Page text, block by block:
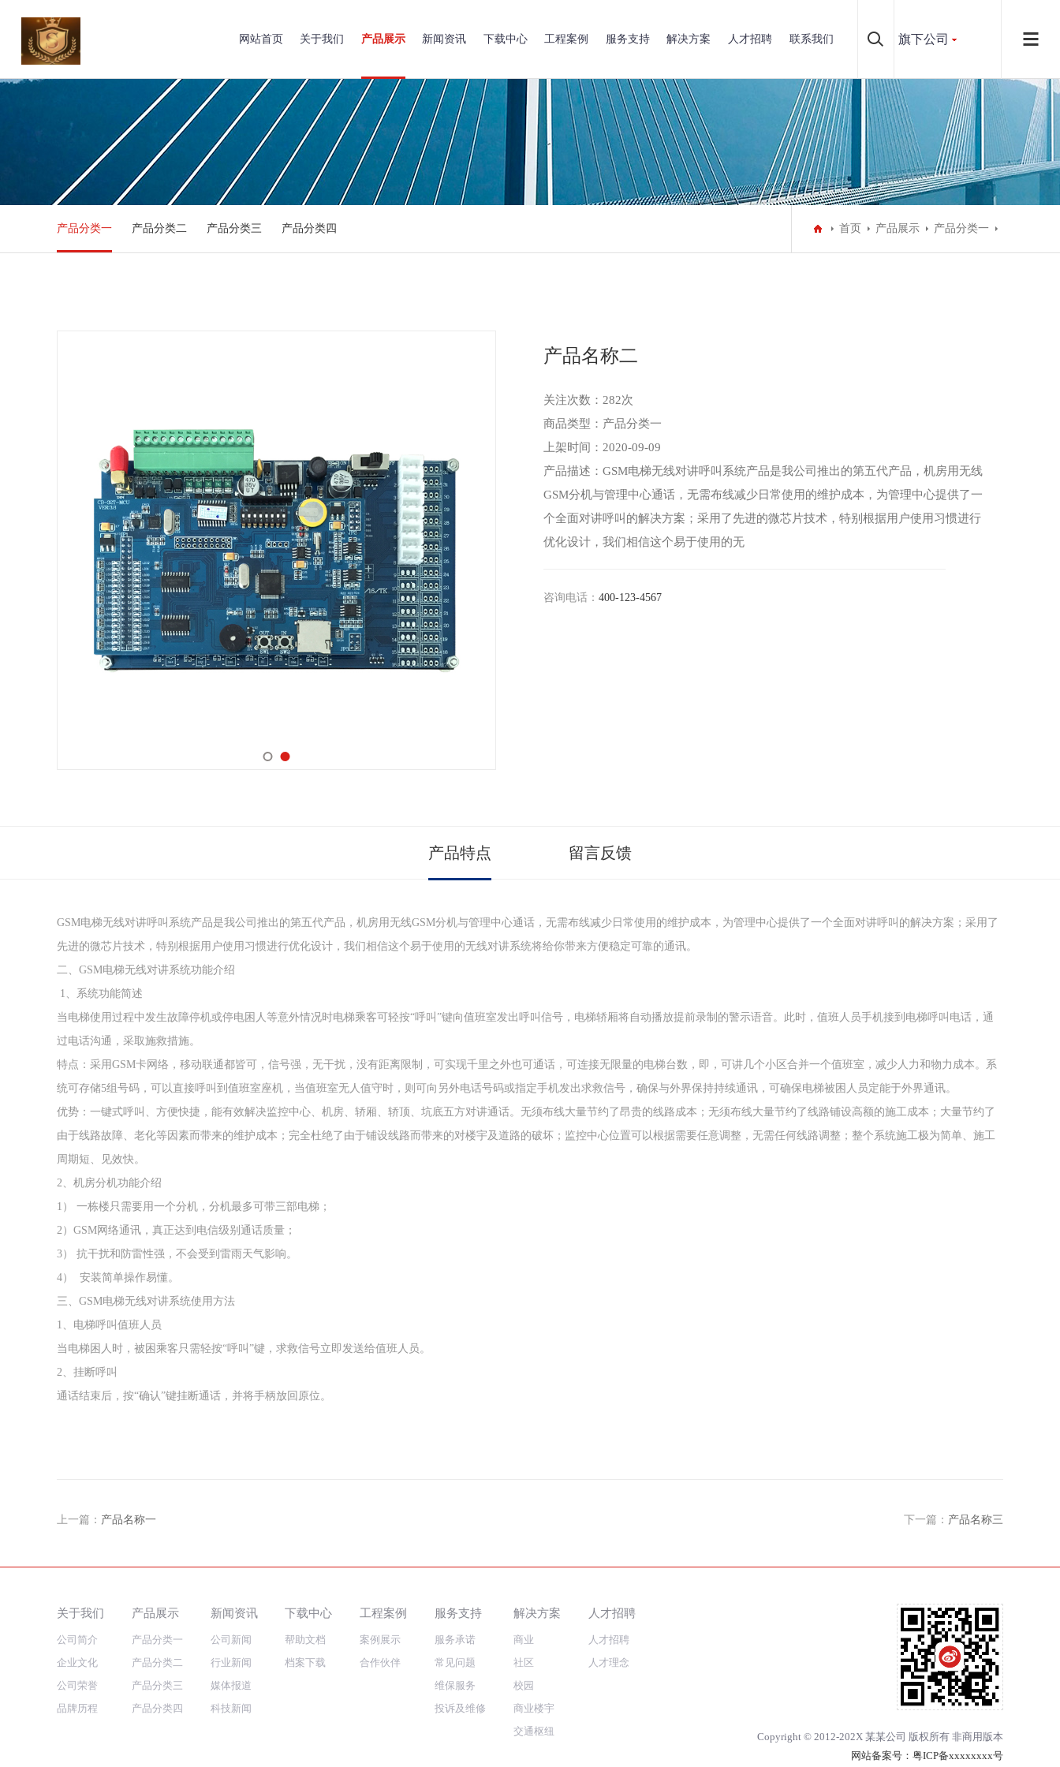
网站首页 关于我们 产品展示 新闻资讯 下载中心 工程案例 服务支持 解决方案 人才招聘 联系我们 旗下公司
产品分类一 产品分类二 产品分类三 产品分类四 首页 产品展示 产品分类一
产品名称二
关注次数： 282次
商品类型：产品分类一
上架时间：2020-09-09
产品描述：GSM电梯无线对讲呼叫系统产品是我公司推出的第五代产品，机房用无线
GSM分机与管理中心通话，无需布线减少日常使用的维护成本，为管理中心提供了一
个全面对讲呼叫的解决方案；采用了先进的微芯片技术，特别根据用户使用习惯进行
优化设计，我们相信这个易于使用的无
咨询电话： 400-123-4567
产品特点 留言反馈
GSM电梯无线对讲呼叫系统产品是我公司推出的第五代产品，机房用无线GSM分机与管理中心通话，无需布线减少日常使用的维护成本，为管理中心提供了一个全面对讲呼叫的解决方案；采用了
先进的微芯片技术，特别根据用户使用习惯进行优化设计，我们相信这个易于使用的无线对讲系统将给你带来方便稳定可靠的通讯。
二、GSM电梯无线对讲系统功能介绍
1、系统功能简述
当电梯使用过程中发生故障停机或停电困人等意外情况时电梯乘客可轻按“呼叫”键向值班室发出呼叫信号，电梯轿厢将自动播放提前录制的警示语音。此时，值班人员手机接到电梯呼叫电话，通
过电话沟通，采取施救措施。
特点：采用GSM卡网络，移动联通都皆可，信号强，无干扰，没有距离限制，可实现千里之外也可通话，可连接无限量的电梯台数，即，可讲几个小区合并一个值班室，减少人力和物力成本。系
统可存储5组号码，可以直接呼叫到值班室座机，当值班室无人值守时，则可向另外电话号码或指定手机发出求救信号，确保与外界保持持续通讯，可确保电梯被困人员定能于外界通讯。
优势：一键式呼叫、方便快捷，能有效解决监控中心、机房、轿厢、轿顶、坑底五方对讲通话。无须布线大量节约了昂贵的线路成本；无须布线大量节约了线路铺设高额的施工成本；大量节约了
由于线路故障、老化等因素而带来的维护成本；完全杜绝了由于铺设线路而带来的对楼宇及道路的破坏；监控中心位置可以根据需要任意调整，无需任何线路调整；整个系统施工极为简单、施工
周期短、见效快。
2、机房分机功能介绍
1） 一栋楼只需要用一个分机，分机最多可带三部电梯；
2）GSM网络通讯，真正达到电信级别通话质量；
3） 抗干扰和防雷性强，不会受到雷雨天气影响。
4） 安装简单操作易懂。
三、GSM电梯无线对讲系统使用方法
1、电梯呼叫值班人员
当电梯困人时，被困乘客只需轻按“呼叫”键，求救信号立即发送给值班人员。
2、挂断呼叫
通话结束后，按“确认”键挂断通话，并将手柄放回原位。
上一篇： 产品名称一 下一篇： 产品名称三
关于我们
公司简介
企业文化
公司荣誉
品牌历程
产品展示
产品分类一
产品分类二
产品分类三
产品分类四
新闻资讯
公司新闻
行业新闻
媒体报道
科技新闻
下载中心
帮助文档
档案下载
工程案例
案例展示
合作伙伴
服务支持
服务承诺
常见问题
维保服务
投诉及维修
解决方案
商业
社区
校园
商业楼宇
交通枢纽
人才招聘
人才招聘
人才理念
Copyright © 2012-202X 某某公司 版权所有 非商用版本
网站备案号： 粤ICP备xxxxxxxx号